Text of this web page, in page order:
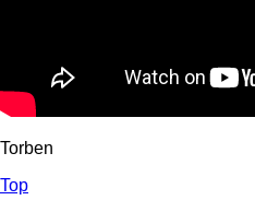
Torben
Top